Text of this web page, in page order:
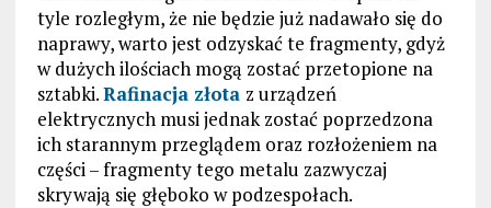
tyle rozległym, że nie będzie już nadawało się do
naprawy, warto jest odzyskać te fragmenty, gdyż
w dużych ilościach mogą zostać przetopione na
sztabki.Rafinacja złota z urządzeń
elektrycznych musi jednak zostać poprzedzona
ich starannym przeglądem oraz rozłożeniem na
części – fragmenty tego metalu zazwyczaj
skrywają się głęboko w podzespołach.